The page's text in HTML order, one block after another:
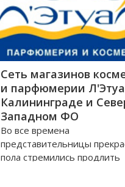
Сеть магазинов
и парфюмерии
Калининграде и
Западном ФО
Во все времена
представительницы
пола стремились продлить